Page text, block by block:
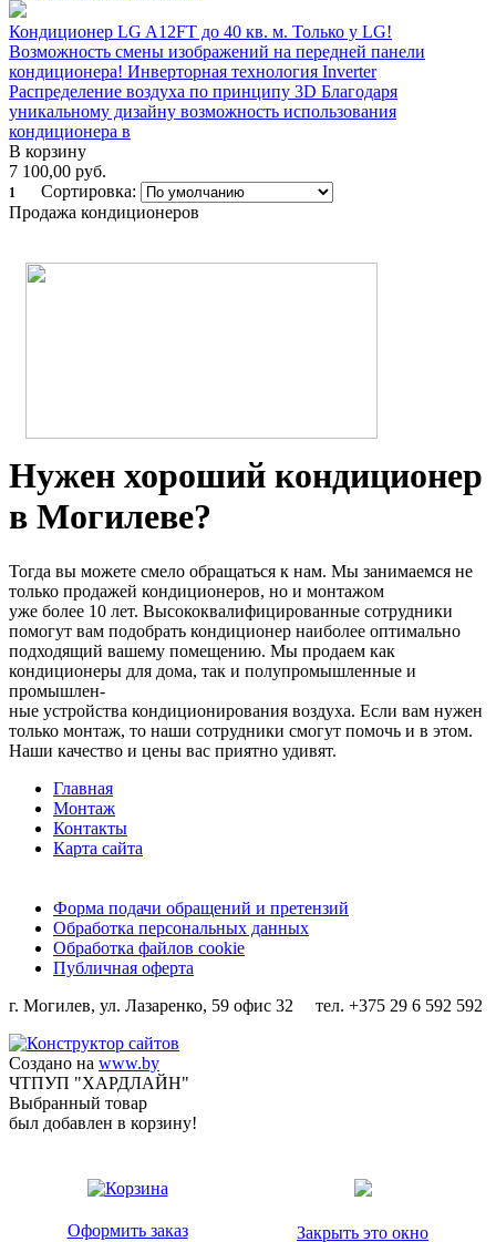
Кондиционер LG A12FT до 40 кв. м. Только у LG!
Возможность смены изображений на передней панели
кондиционера! Инверторная технология Inverter
Распределение воздуха по принципу 3D Благодаря
уникальному дизайну возможность использования
кондиционера в
В корзину
7 100,00 руб.
1
Сортировка:
Продажа кондиционеров
Нужен хороший кондиционер
в Могилеве?
Тогда вы можете смело обращаться к нам. Мы занимаемся не
только продажей кондиционеров, но и монтажом
уже более 10 лет. Высококвалифицированные сотрудники
помогут вам подобрать кондиционер наиболее оптимально
подходящий вашему помещению. Мы продаем как
кондиционеры для дома, так и полупромышленные и
промышлен-
ные устройства кондиционирования воздуха. Если вам нужен
только монтаж, то наши сотрудники смогут помочь и в этом.
Наши качество и цены вас приятно удивят.
Главная
Монтаж
Контакты
Карта сайта
Форма подачи обращений и претензий
Обработка персональных данных
Обработка файлов cookie
Публичная оферта
г. Могилев, ул. Лазаренко, 59 офис 32 тел. +375 29 6 592 592
Создано на www.by
ЧТПУП "ХАРДЛАЙН"
Выбранный товар
был добавлен в корзину!
Оформить заказ Закрыть это окно